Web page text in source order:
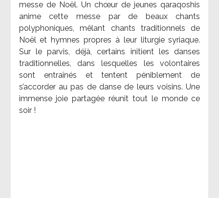
messe de Noël. Un chœur de jeunes qaraqoshis
anime cette messe par de beaux chants
polyphoniques, mêlant chants traditionnels de
Noël et hymnes propres à leur liturgie syriaque.
Sur le parvis, déjà, certains initient les danses
traditionnelles, dans lesquelles les volontaires
sont entraînés et tentent péniblement de
s’accorder au pas de danse de leurs voisins. Une
immense joie partagée réunit tout le monde ce
soir !